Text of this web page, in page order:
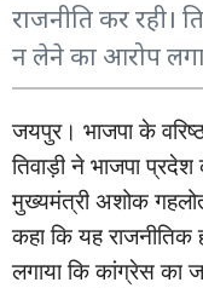
राजनीति कर रही।
न लेने का आरोप
जयपुर। भाजपाके
तिवाड़ीनेभाजपाप्रदेश
मुख्यमंत्रीअशोक
कहाकियहराजनीतिक
लगायाकिकांग्रेसका